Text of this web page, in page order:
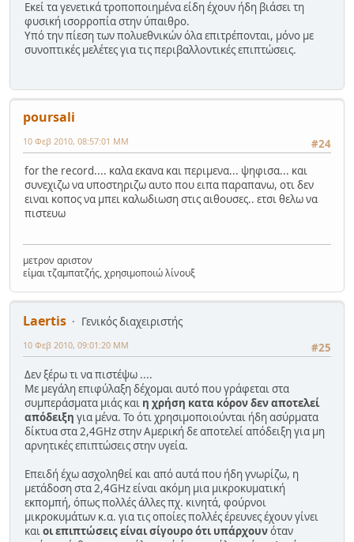
Εκεί τα γενετικά τροποποιημένα είδη έχουν ήδη βιάσει τη
φυσική ισορροπία στην ύπαιθρο.
Υπό την πίεση των πολυεθνικών όλα επιτρέπονται, μόνο με
συνοπτικές μελέτες για τις περιβαλλοντικές επιπτώσεις.
poursali
#24
10 Φεβ 2010, 08:57:01 ΜΜ
for the record.... καλα εκανα και περιμενα... ψηφισα... και
συνεχιζω να υποστηριζω αυτο που ειπα παραπανω, οτι δεν
ειναι κοπος να μπει καλωδιωση στις αιθουσες.. ετσι θελω να
πιστευω
μετρον αριστον
είμαι τζαμπατζής, χρησιμοποιώ λίνουξ
Laertis
Γενικός διαχειριστής
#25
10 Φεβ 2010, 09:01:20 ΜΜ
Δεν ξέρω τι να πιστέψω ....
Με μεγάλη επιφύλαξη δέχομαι αυτό που γράφεται στα
συμπεράσματα μιάς και η χρήση κατα κόρον δεν αποτελεί
απόδειξη για μένα. Το ότι χρησιμοποιούνται ήδη ασύρματα
δίκτυα στα 2,4GHz στην Αμερική δε αποτελεί απόδειξη για μη
αρνητικές επιπτώσεις στην υγεία.
Επειδή έχω ασχοληθεί και από αυτά που ήδη γνωρίζω, η
μετάδοση στα 2,4GHz είναι ακόμη μια μικροκυματική
εκπομπή, όπως πολλές άλλες πχ. κινητά, φούρνοι
μικροκυμάτων κ.α. για τις οποίες πολλές έρευνες έχουν γίνει
καιοι επιπτώσεις είναι σίγουρο ότι υπάρχουνόταν